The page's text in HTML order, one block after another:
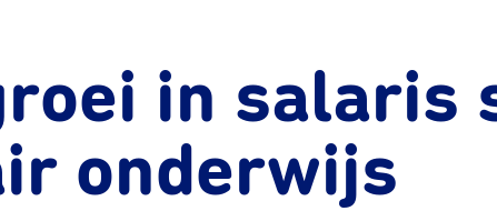
in salaris
onderwijs